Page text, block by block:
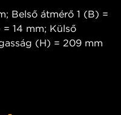
Belső átmérő 1 (B) =
14 mm; Külső
(H) = 209 mm